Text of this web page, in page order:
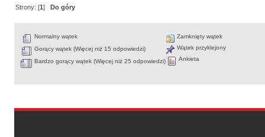
Strony: [1]Do góry
Normalny wątek
Gorący wątek (Więcej niż 15 odpowiedzi)
Bardzo gorący wątek (Więcej niż 25 odpowiedzi)
Zamknięty wątek
Wątek przyklejony
Ankieta